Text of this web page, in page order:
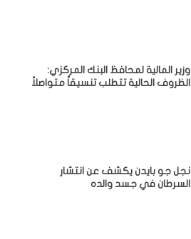
وزير المالية لمحافظ البنك المركزي:
الظروف الحالية تتطلب تنسيقاً متواصلاً
نجل جو بايدن يكشف عن انتشار
السرطان في جسد والده